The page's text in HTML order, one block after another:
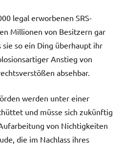
legal erworbenen SRS-
Millionen von Besitzern gar
sie so ein Ding überhaupt ihr
Anstieg von
absehbar.
werden unter einer
und müsse sich zukünftig
von Nichtigkeiten
die im Nachlass ihres